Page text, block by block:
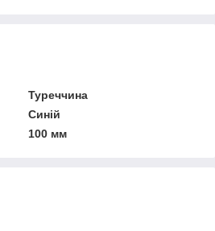
Туреччина
Синій
100 мм